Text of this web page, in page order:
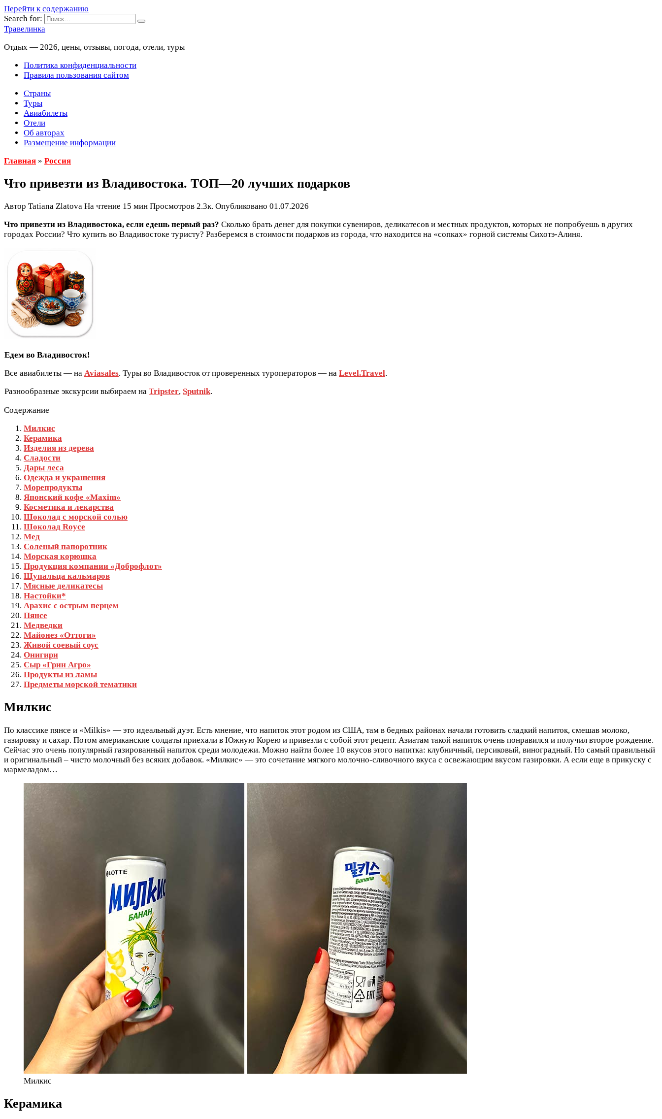
Перейти к содержанию
Search for:
Травелинка
Отдых — 2026, цены, отзывы, погода, отели, туры
Политика конфиденциальности
Правила пользования сайтом
Страны
Туры
Авиабилеты
Отели
Об авторах
Размещение информации
Главная » Россия
Что привезти из Владивостока. ТОП—20 лучших подарков
Автор Tatiana Zlatova На чтение 15 мин Просмотров 2.3к. Опубликовано 01.07.2026
Что привезти из Владивостока, если едешь первый раз? Сколько брать денег для покупки сувениров, деликатесов и местных продуктов, которых не попробуешь в других
городах России? Что купить во Владивостоке туристу? Разберемся в стоимости подарков из города, что находится на «сопках» горной системы Сихотэ-Алиня.
Едем во Владивосток!
Все авиабилеты — на Aviasales. Туры во Владивосток от проверенных туроператоров — на Level.Travel.
Разнообразные экскурсии выбираем на Tripster, Sputnik.
Содержание
Милкис
Керамика
Изделия из дерева
Сладости
Дары леса
Одежда и украшения
Морепродукты
Японский кофе «Maxim»
Косметика и лекарства
Шоколад с морской солью
Шоколад Royce
Мед
Соленый папоротник
Морская корюшка
Продукция компании «Доброфлот»
Щупальца кальмаров
Мясные деликатесы
Настойки*
Арахис с острым перцем
Пянсе
Медведки
Майонез «Оттоги»
Живой соевый соус
Онигири
Сыр «Грин Агро»
Продукты из ламы
Предметы морской тематики
Милкис
По классике пянсе и «Milkis» — это идеальный дуэт. Есть мнение, что напиток этот родом из США, там в бедных районах начали готовить сладкий напиток, смешав молоко,
газировку и сахар. Потом американские солдаты приехали в Южную Корею и привезли с собой этот рецепт. Азиатам такой напиток очень понравился и получил второе рождение.
Сейчас это очень популярный газированный напиток среди молодежи. Можно найти более 10 вкусов этого напитка: клубничный, персиковый, виноградный. Но самый правильный
и оригинальный – чисто молочный без всяких добавок. «Милкис» — это сочетание мягкого молочно-сливочного вкуса с освежающим вкусом газировки. А если еще в прикуску с
мармеладом…
Милкис
Керамика